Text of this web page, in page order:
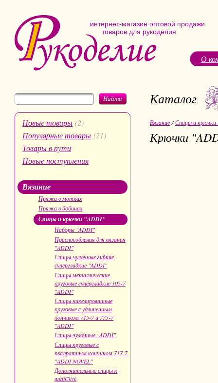
интернет-магазин оптовой продажи
товаров для рукоделия
О
Найти
Новые товары (2)
Популярные товары (21)
Товары в пути
Новые поступления
Вязание
Пряжа в мотках
Пряжа в бобинах
Спицы и крючки "ADDI"
Наборы "ADDI"
Приспособления для вязания
"ADDI"
Спицы чулочные гибкие
супергладкие "ADDI"
Спицы металлические
круговые супергладкие 105-7
"ADDI"
Спицы никелированные
круговые с удлиненным
кончиком 715-7 и 775-7
"ADDI"
Спицы чулочные "ADDI"
Спицы круговые с
квадратным кончиком 717-7
"ADDI NOVEL"
Дополнительные спицы к
addiClick
Каталог
Вязание /Спицы и
Крючки